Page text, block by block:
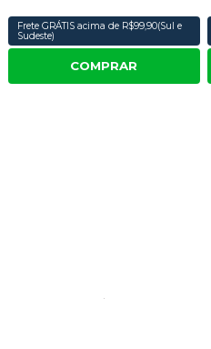
Frete GRÁTIS acima de R$99,90(Sul e
Sudeste)
COMPRAR